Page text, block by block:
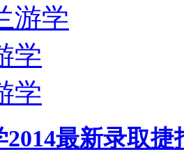
游学
学
学
最新录取捷